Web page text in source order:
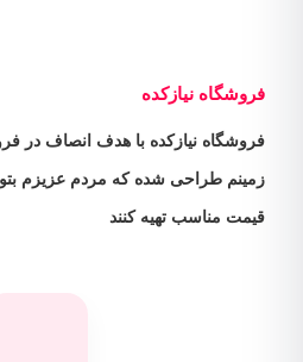
فروشگاه نیازکده
فروشگاه نیازکده با هدف انصاف در
زمینم طراحی شده که مردم عزیزم
قیمت مناسب تهیه کنند